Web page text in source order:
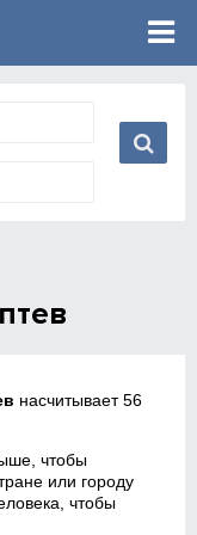
насчитывает 56
чтобы
или городу
чтобы